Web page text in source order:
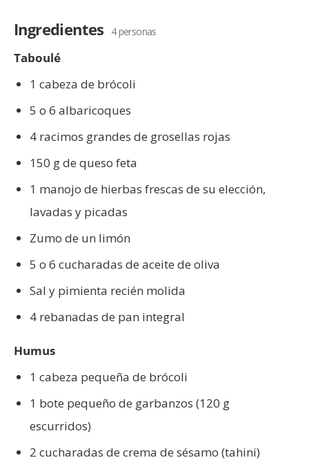
Ingredientes 4 personas
Taboulé
1 cabeza de brócoli
5 o 6 albaricoques
4 racimos grandes de grosellas rojas
150 g de queso feta
1 manojo de hierbas frescas de su elección,
lavadas y picadas
Zumo de un limón
5 o 6 cucharadas de aceite de oliva
Sal y pimienta recién molida
4 rebanadas de pan integral
Humus
1 cabeza pequeña de brócoli
1 bote pequeño de garbanzos (120 g
escurridos)
2 cucharadas de crema de sésamo (tahini)